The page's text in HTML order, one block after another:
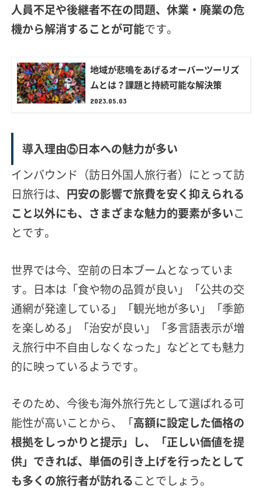
人員不足や後継者不在の問題、休業・廃業の危
機から解消することが可能です。
地域が悲鳴をあげるオーバーツーリズ
ムとは？課題と持続可能な解決策
2023.05.03
導入理由⑤日本への魅力が多い
インバウンド（訪日外国人旅行者）にとって訪
日旅行は、
円安の影響で旅費を安く抑えられる
こと以外にも、さまざまな魅力的要素が多い こ
とです。
世界では今、空前の日本ブームとなっていま
す。日本は「食や物の品質が良い」「公共の交
通網が発達している」「観光地が多い」「季節
を楽しめる」「治安が良い」「多言語表示が増
え旅行中不自由しなくなった」などとても魅力
的に映っているようです。
そのため、今後も海外旅行先として選ばれる可
能性が高いことから、「 高額に設定した価格の
根拠をしっかりと提示」し、「正しい価値を提
供」できれば、単価の引き上げを行ったとして
も多くの旅行者が訪れる ことでしょう。